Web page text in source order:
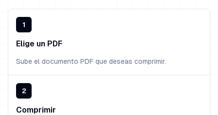
1
Elige un PDF
Sube el documento PDF que deseas comprimir.
2
Comprimir